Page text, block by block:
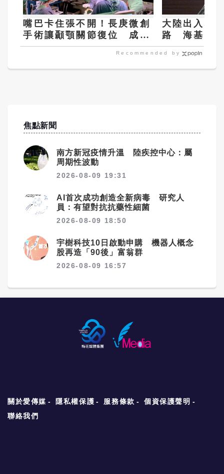
嘴巴卡住張不開！長庚微創
手術讓顳顎關節復位 成功
率達97%
大陸出入境
路 海基會
能受影響
Recommended by
焦點新聞
南方新冠疫情升溫 陸疾控中心：屬
周期性波動
2026-08-09 19:31
AI首次成功創造全新病毒 研究人
員：有望對抗抗藥性細菌
2026-08-09 18:50
宇樹科技10日啟動申購 機器人概念
股再造「90後」富翁群
2026-08-09 16:57
關於愛傳媒 隱私權保護 服務條款
個資保護聲明
聯絡我們